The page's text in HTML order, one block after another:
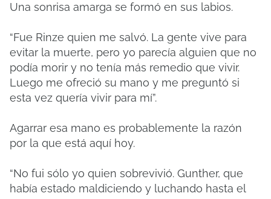
Una sonrisa amarga se formó en sus labios.
“Fue Rinze quien me salvó. La gente vive para
evitar la muerte, pero yo parecía alguien que no
podía morir y no tenía más remedio que vivir.
Luego me ofreció su mano y me preguntó si
esta vez quería vivir para mí”.
Agarrar esa mano es probablemente la razón
por la que está aquí hoy.
“No fui sólo yo quien sobrevivió. Gunther, que
había estado maldiciendo y luchando hasta el